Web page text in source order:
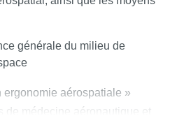
en ergonomie
physiologique
votre candidature sur
générale du milieu de
ergonomie aérospatiale »
de médecine aéronautique et